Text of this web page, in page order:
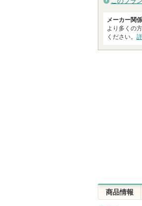
メーカー関
より多くの
ください。
商品情報